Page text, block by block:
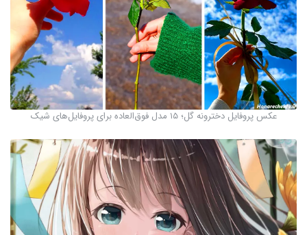
عکس پروفایل دخترونه گل؛ ۱۵ مدل فوق‌العاده برای پروفایل‌های شیک